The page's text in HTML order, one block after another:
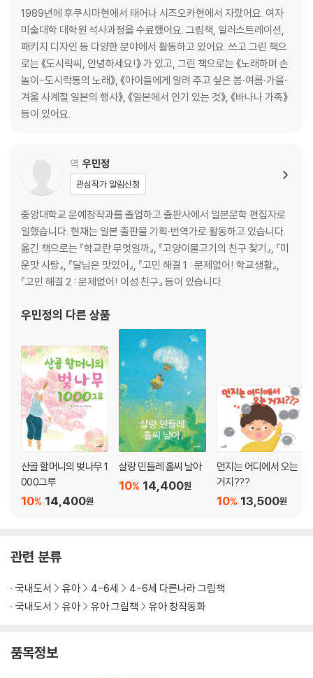
1989년에 후쿠시마현에서 태어나 시즈오카현에서 자랐어요. 여자
미술대학 대학원 석사과정을 수료했어요. 그림책, 일러스트레이션,
패키지 디자인 등 다양한 분야에서 활동하고 있어요. 쓰고 그린 책으
로는 《도시락씨, 안녕하세요!》 가 있고, 그린 책으로는 《노래하며 손
놀이-도시락통의 노래》, 《아이들에게 알려 주고 싶은 봄·여름·가을·
겨울 사계절 일본의 행사》, 《일본에서 인기 있는 것》, 《바나나 가족》
등이 있어요.
역 우민정
관심작가 알림신청
중앙대학교 문예창작과를 졸업하고 출판사에서 일본문학 편집자로
일했습니다. 현재는 일본 출판물 기획·번역가로 활동하고 있습니다.
옮긴 책으로는 『학교란 무엇일까』, 『고양이물고기의 친구 찾기』, 『미
운맛 사탕』, 『달님은 맛있어』, 『고민 해결 1 : 문제없어! 학교생활』,
『고민 해결 2 : 문제없어! 이성 친구』 등이 있습니다.
우민정의 다른 상품
산골 할머니의 벚나무 1
000그루
14,400원
10%
살랑 민들레 홀씨 날아
14,400원
10%
먼지는 어디에서 오는
거지???
13,500원
10%
관련 분류
국내도서 유아 4-6세
4-6세 다른나라 그림책
국내도서
유아 유아 그림책 유아 창작동화
품목정보